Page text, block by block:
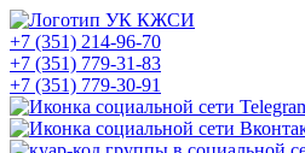
+7 (351) 214-96-70
+7 (351) 779-31-83
+7 (351) 779-30-91